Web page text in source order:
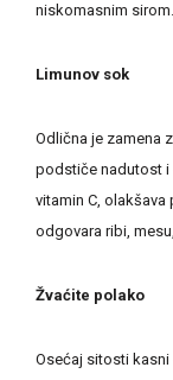
niskomasnim sirom.
Limunov sok
Odlična je zamena
podstiče nadutost i
vitamin C,
odgovara ribi,
Žvaćite polako
Osećaj sitosti